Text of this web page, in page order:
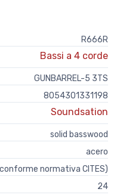
R666R
Bassi a 4 corde
GUNBARREL-5 3TS
8054301331198
Soundsation
solid basswood
acero
normativa CITES)
24